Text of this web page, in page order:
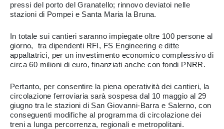
pressi del porto del Granatello; rinnovo deviatoi nelle
stazioni di Pompei e Santa Maria la Bruna.
In totale sui cantieri saranno impiegate oltre 100 persone al
giorno, tra dipendenti RFI, FS Engineering e ditte
appaltatrici, per un investimento economico complessivo di
circa 60 milioni di euro, finanziati anche con fondi PNRR.
Pertanto, per consentire la piena operatività dei cantieri, la
circolazione ferroviaria sarà sospesa dal 10 maggio al 29
giugno tra le stazioni di San Giovanni-Barra e Salerno, con
conseguenti modifiche al programma di circolazione dei
treni a lunga percorrenza, regionali e metropolitani.